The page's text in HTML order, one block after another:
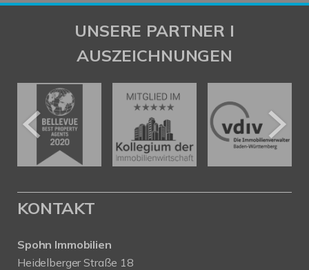
UNSERE PARTNER I
AUSZEICHNUNGEN
KONTAKT
Spohn Immobilien
Heidelberger Straße 18